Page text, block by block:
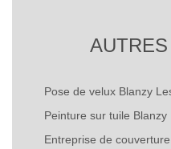
Pose de velux Blanzy
Peinture sur tuile
Entreprise de